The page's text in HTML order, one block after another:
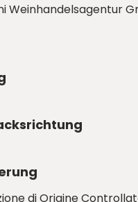
Weinhandelsagentur
di Origine